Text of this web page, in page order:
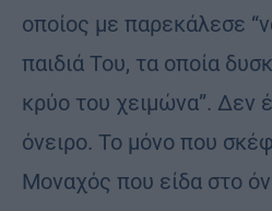
οποίος με παρεκάλεσε
παιδιά Του, τα οποία
κρύο του χειμώνα”. Δεν
όνειρο. Το μόνο που
Μοναχός που είδα στο